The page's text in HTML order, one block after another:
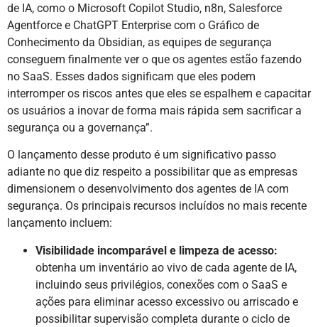
de IA, como o Microsoft Copilot Studio, n8n, Salesforce
Agentforce e ChatGPT Enterprise com o Gráfico de
Conhecimento da Obsidian, as equipes de segurança
conseguem finalmente ver o que os agentes estão fazendo
no SaaS. Esses dados significam que eles podem
interromper os riscos antes que eles se espalhem e capacitar
os usuários a inovar de forma mais rápida sem sacrificar a
segurança ou a governança”.
O lançamento desse produto é um significativo passo
adiante no que diz respeito a possibilitar que as empresas
dimensionem o desenvolvimento dos agentes de IA com
segurança. Os principais recursos incluídos no mais recente
lançamento incluem:
Visibilidade incomparável e limpeza de acesso:
obtenha um inventário ao vivo de cada agente de IA,
incluindo seus privilégios, conexões com o SaaS e
ações para eliminar acesso excessivo ou arriscado e
possibilitar supervisão completa durante o ciclo de